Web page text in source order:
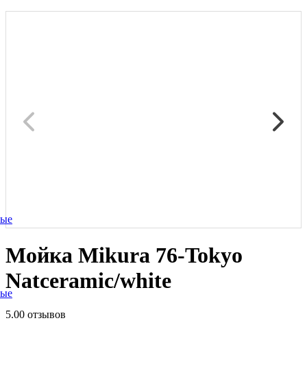
Мойка Mikura 76-Tokyo
Natceramic/white
5.00 отзывов